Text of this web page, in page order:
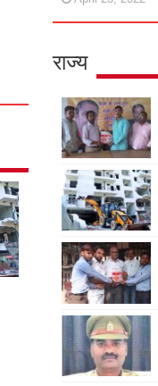
राज्य